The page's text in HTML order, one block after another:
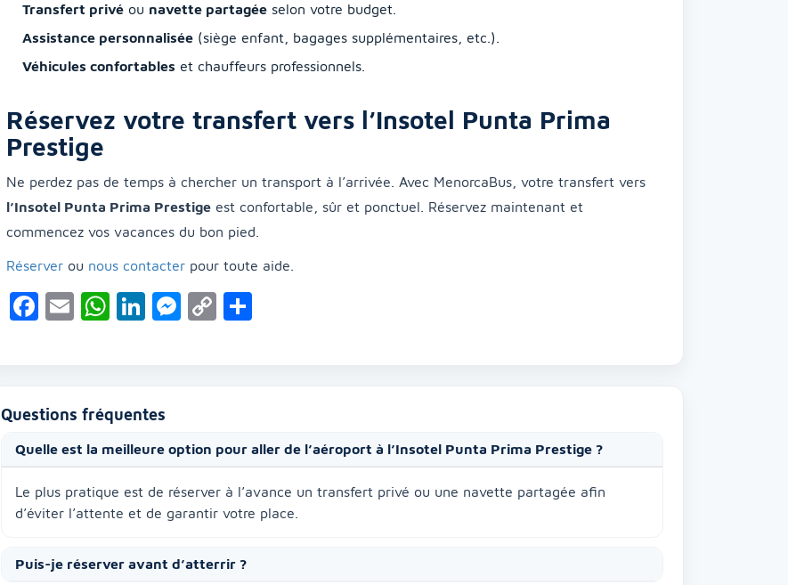
Transfert privé ou navette partagée selon votre budget.
Assistance personnalisée (siège enfant, bagages supplémentaires, etc.).
Véhicules confortables et chauffeurs professionnels.
Réservez votre transfert vers l’Insotel Punta Prima
Prestige
Ne perdez pas de temps à chercher un transport à l’arrivée. Avec MenorcaBus, votre transfert vers
l’Insotel Punta Prima Prestige est confortable, sûr et ponctuel. Réservez maintenant et
commencez vos vacances du bon pied.
Réserver ou nous contacter pour toute aide.
Facebook
EmailWhatsApp
LinkedIn
Messenger
Copy
Questions fréquentes
Quelle est la meilleure option pour aller de l’aéroport à l’Insotel Punta Prima Prestige ?
Le plus pratique est de réserver à l’avance un transfert privé ou une navette partagée afin
d’éviter l’attente et de garantir votre place.
Puis-je réserver avant d’atterrir ?